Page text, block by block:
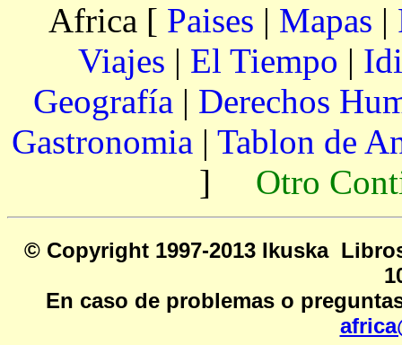
Africa [ Paises | Mapas |
Viajes | El Tiempo |
Geografía | Derechos
Gastronomia | Tablon de
] Otro
© Copyright 1997-2013
En caso de problemas o